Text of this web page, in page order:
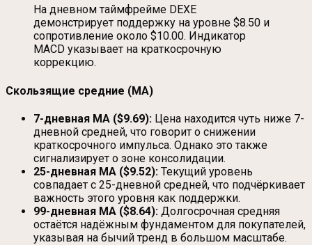
На дневном таймфрейме DEXE
демонстрирует поддержку на уровне $8.50 и
сопротивление около $10.00. Индикатор
MACD указывает на краткосрочную
коррекцию.
Скользящие средние (MA)
7-дневная MA ($9.69): Цена находится чуть ниже 7-
дневной средней, что говорит о снижении
краткосрочного импульса. Однако это также
сигнализирует о зоне консолидации.
25-дневная MA ($9.52): Текущий уровень
совпадает с 25-дневной средней, что подчёркивает
важность этого уровня как поддержки.
99-дневная MA ($8.64): Долгосрочная средняя
остаётся надёжным фундаментом для покупателей,
указывая на бычий тренд в большом масштабе.